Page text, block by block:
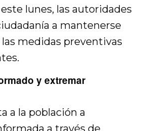
lunes, las autoridades
a mantenerse
medidas preventivas
y extremar
a la población a
a través de